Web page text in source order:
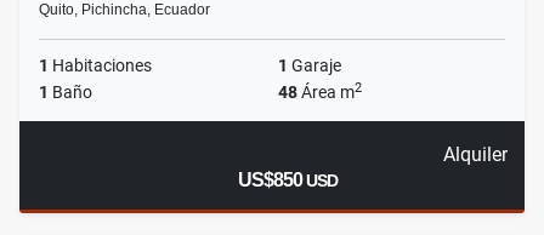
Quito, Pichincha, Ecuador
1 Habitaciones 1 Garaje
1 Baño 48Área m2
Alquiler
US$850USD